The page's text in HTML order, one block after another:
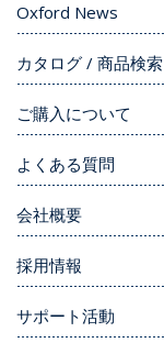
Oxford News
カタログ / 商品検索
ご購入について
よくある質問
会社概要
採用情報
サポート活動